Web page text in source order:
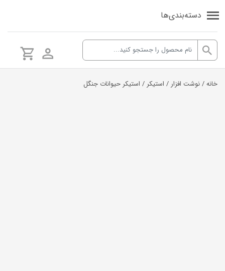
دسته‌بندی‌ها
خانه/نوشت افزار / استیکر / استیکر حیوانات جنگل